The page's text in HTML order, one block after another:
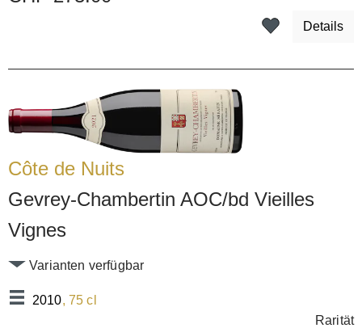
Details
Côte de Nuits
Gevrey-Chambertin AOC/bd Vieilles
Vignes
2010, 75 cl
Varianten verfügbar
Rarität